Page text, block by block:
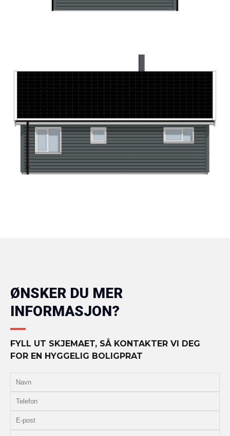
ØNSKER DU MER
INFORMASJON?
FYLL UT SKJEMAET, SÅ KONTAKTER VI DEG
FOR EN HYGGELIG BOLIGPRAT